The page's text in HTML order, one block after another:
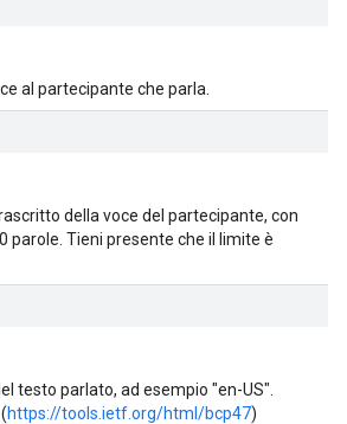
al partecipante che parla.
della voce del partecipante, con
parole. Tieni presente che il limite è
testo parlato, ad esempio "en-US".
https://tools.ietf.org/html/bcp47)